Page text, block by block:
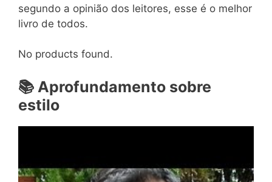
segundo a opinião dos leitores, esse é o melhor
livro de todos.
No products found.
📚 Aprofundamento sobre
estilo